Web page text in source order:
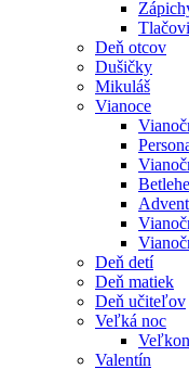
Deň otcov
Dušičky
Mikuláš
Vianoce
Deň detí
Deň matiek
Deň učiteľov
Veľká noc
Valentín